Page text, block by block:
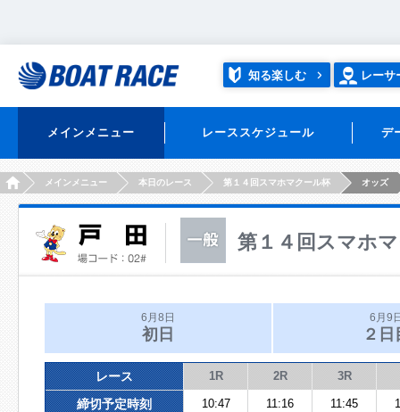
知る楽しむ レーサ
メインメニュー レーススケジュール デ
HOMEメインメニュー 本日のレース 第１４回スマホマクール杯 オッズ
第１４回スマホ
6月8日
初日
6月9
２日
レース 1R 2R 3R
締切予定時刻 10:47 11:16 11:45